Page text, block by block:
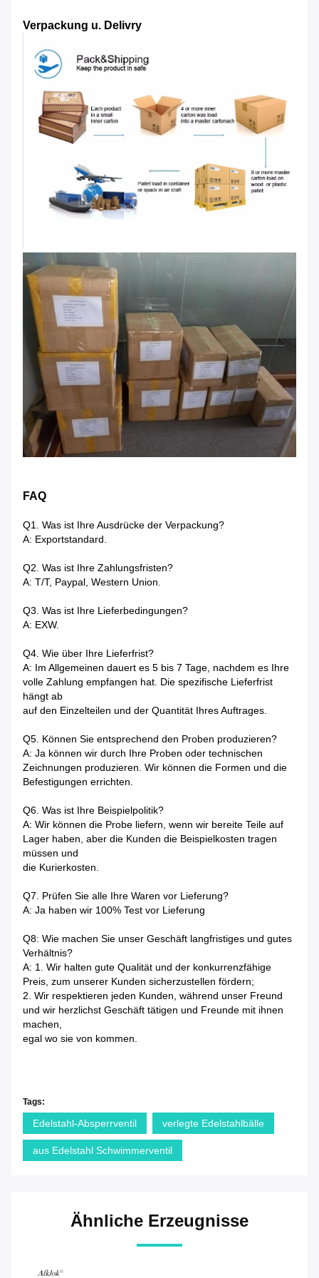
Verpackung u. Delivry
FAQ
Q1. Was ist Ihre Ausdrücke der Verpackung?
A: Exportstandard.
Q2. Was ist Ihre Zahlungsfristen?
A: T/T, Paypal, Western Union.
Q3. Was ist Ihre Lieferbedingungen?
A: EXW.
Q4. Wie über Ihre Lieferfrist?
A: Im Allgemeinen dauert es 5 bis 7 Tage, nachdem es Ihre
volle Zahlung empfangen hat. Die spezifische Lieferfrist
hängt ab
auf den Einzelteilen und der Quantität Ihres Auftrages.
Q5. Können Sie entsprechend den Proben produzieren?
A: Ja können wir durch Ihre Proben oder technischen
Zeichnungen produzieren. Wir können die Formen und die
Befestigungen errichten.
Q6. Was ist Ihre Beispielpolitik?
A: Wir können die Probe liefern, wenn wir bereite Teile auf
Lager haben, aber die Kunden die Beispielkosten tragen
müssen und
die Kurierkosten.
Q7. Prüfen Sie alle Ihre Waren vor Lieferung?
A: Ja haben wir 100% Test vor Lieferung
Q8: Wie machen Sie unser Geschäft langfristiges und gutes
Verhältnis?
A: 1. Wir halten gute Qualität und der konkurrenzfähige
Preis, zum unserer Kunden sicherzustellen fördern;
2. Wir respektieren jeden Kunden, während unser Freund
und wir herzlichst Geschäft tätigen und Freunde mit ihnen
machen,
egal wo sie von kommen.
Tags:
Edelstahl-Absperrventil verlegte Edelstahlbälle
aus Edelstahl Schwimmerventil
Ähnliche Erzeugnisse